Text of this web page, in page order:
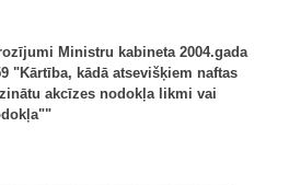
Ministru kabineta 2004.gada
"Kārtība, kādā atsevišķiem naftas
akcīzes nodokļa likmi vai